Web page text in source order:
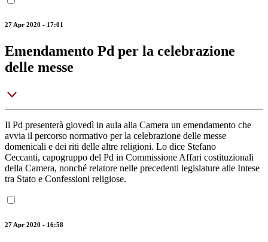
27 Apr 2020 - 17:01
Emendamento Pd per la celebrazione
delle messe
Il Pd presenterà giovedì in aula alla Camera un emendamento che
avvia il percorso normativo per la celebrazione delle messe
domenicali e dei riti delle altre religioni. Lo dice Stefano
Ceccanti, capogruppo del Pd in Commissione Affari costituzionali
della Camera, nonché relatore nelle precedenti legislature alle Intese
tra Stato e Confessioni religiose.
27 Apr 2020 - 16:58